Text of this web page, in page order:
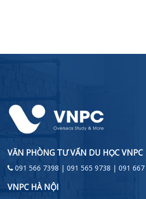
VĂN PHÒNG TƯ VẤN DU HỌC VNPC
091 566 7398 | 091 565 9738 | 091 667
VNPC HÀ NỘI